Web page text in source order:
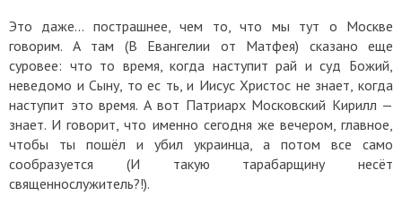
Это даже... пострашнее, чем то, что мы тут о Москве
говорим. А там (В Евангелии от Матфея) сказано еще
суровее: что то время, когда наступит рай и суд Божий,
неведомо и Сыну, то ес ть, и Иисус Христос не знает, когда
наступит это время. А вот Патриарх Московский Кирилл —
знает. И говорит, что именно сегодня же вечером, главное,
чтобы ты пошёл и убил украинца, а потом все само
сообразуется (И такую тарабарщину несёт
священнослужитель?!).